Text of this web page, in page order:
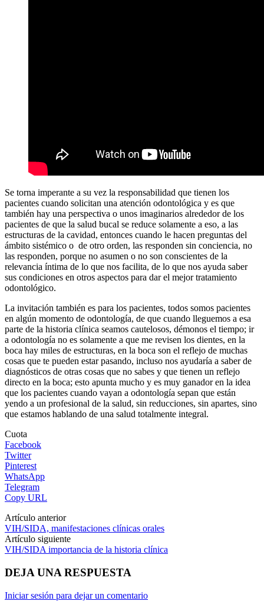
Se torna imperante a su vez la responsabilidad que tienen los
pacientes cuando solicitan una atención odontológica y es que
también hay una perspectiva o unos imaginarios alrededor de los
pacientes de que la salud bucal se reduce solamente a eso, a las
estructuras de la cavidad, entonces cuando le hacen preguntas del
ámbito sistémico o de otro orden, las responden sin conciencia, no
las responden, porque no asumen o no son conscientes de la
relevancia íntima de lo que nos facilita, de lo que nos ayuda saber
sus condiciones en otros aspectos para dar el mejor tratamiento
odontológico.
La invitación también es para los pacientes, todos somos pacientes
en algún momento de odontología, de que cuando lleguemos a esa
parte de la historia clínica seamos cautelosos, démonos el tiempo; ir
a odontología no es solamente a que me revisen los dientes, en la
boca hay miles de estructuras, en la boca son el reflejo de muchas
cosas que te pueden estar pasando, incluso nos ayudaría a saber de
diagnósticos de otras cosas que no sabes y que tienen un reflejo
directo en la boca; esto apunta mucho y es muy ganador en la idea
que los pacientes cuando vayan a odontología sepan que están
yendo a un profesional de la salud, sin reducciones, sin apartes, sino
que estamos hablando de una salud totalmente integral.
Cuota
Facebook
Twitter
Pinterest
WhatsApp
Telegram
Copy URL
Artículo anterior
VIH/SIDA, manifestaciones clínicas orales
Artículo siguiente
VIH/SIDA importancia de la historia clínica
DEJA UNA RESPUESTA
Iniciar sesión para dejar un comentario